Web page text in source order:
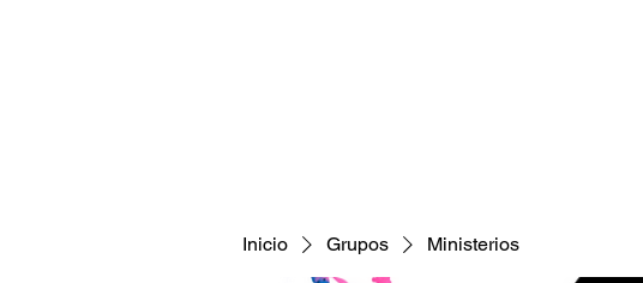
Inicio Grupos Ministerios